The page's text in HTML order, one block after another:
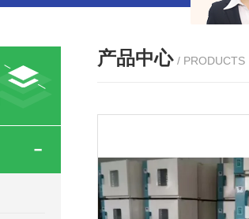
产品中心 / PRODUCTS